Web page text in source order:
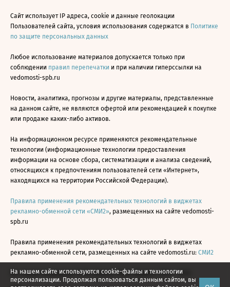
На нашем сайте используются cookie-файлы и технологии
персонализации. Продолжая пользоваться данным сайтом, вы
Сайт использует IP адреса, cookie и данные геолокации
Пользователей сайта, условия использования содержатся в Политике
по защите персональных данных
Любое использование материалов допускается только при
соблюдении правил перепечатки и при наличии гиперссылки на
vedomosti-spb.ru
Новости, аналитика, прогнозы и другие материалы, представленные
на данном сайте, не являются офертой или рекомендацией к покупке
или продаже каких-либо активов.
На информационном ресурсе применяются рекомендательные
технологии (информационные технологии предоставления
информации на основе сбора, систематизации и анализа сведений,
относящихся к предпочтениям пользователей сети «Интернет»,
находящихся на территории Российской Федерации).
Правила применения рекомендательных технологий в виджетах
рекламно-обменной сети «СМИ2», размещенных на сайте vedomosti-
spb.ru
Правила применения рекомендательных технологий в виджетах
рекламно-обменной сети, размещенных на сайте vedomosti.ru: СМИ2
Все права защищены © АО «Бизнес Ньюс Медиа», 2024 - 2026